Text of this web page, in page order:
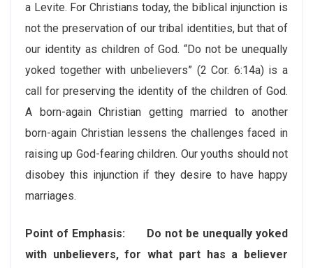
a Levite. For Christians today, the biblical injunction is
not the preservation of our tribal identities, but that of
our identity as children of God. “Do not be unequally
yoked together with unbelievers” (2 Cor. 6:14a) is a
call for preserving the identity of the children of God.
A born-again Christian getting married to another
born-again Christian lessens the challenges faced in
raising up God-fearing children. Our youths should not
disobey this injunction if they desire to have happy
marriages.
Point of Emphasis: Do not be unequally yoked
with unbelievers, for what part has a believer